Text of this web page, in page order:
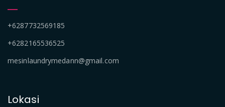
+6287732569185
+6282165536525
mesinlaundrymedann@gmail.com
Lokasi